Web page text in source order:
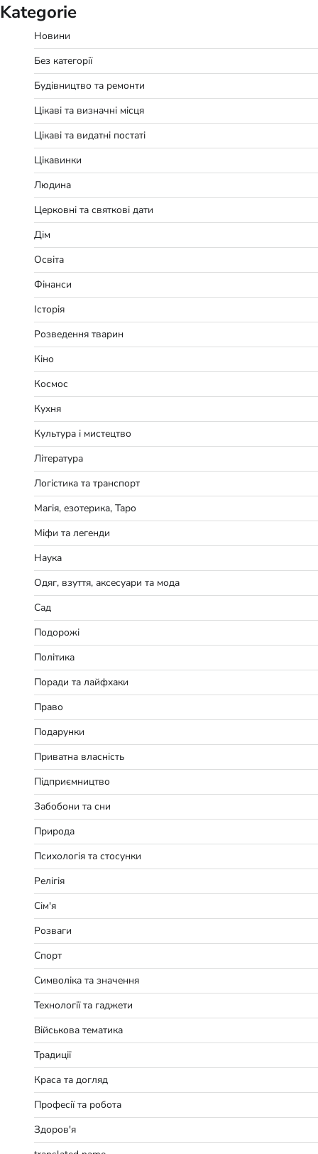
Kategorie
Новини
Без категорії
Будівництво та ремонти
Цікаві та визначні місця
Цікаві та видатні постаті
Цікавинки
Людина
Церковні та святкові дати
Дім
Освіта
Фінанси
Історія
Розведення тварин
Кіно
Космос
Кухня
Культура і мистецтво
Література
Логістика та транспорт
Магія, езотерика, Таро
Міфи та легенди
Наука
Одяг, взуття, аксесуари та мода
Сад
Подорожі
Політика
Поради та лайфхаки
Право
Подарунки
Приватна власність
Підприємництво
Забобони та сни
Природа
Психологія та стосунки
Релігія
Сім'я
Розваги
Спорт
Символіка та значення
Технології та гаджети
Військова тематика
Традиції
Краса та догляд
Професії та робота
Здоров'я